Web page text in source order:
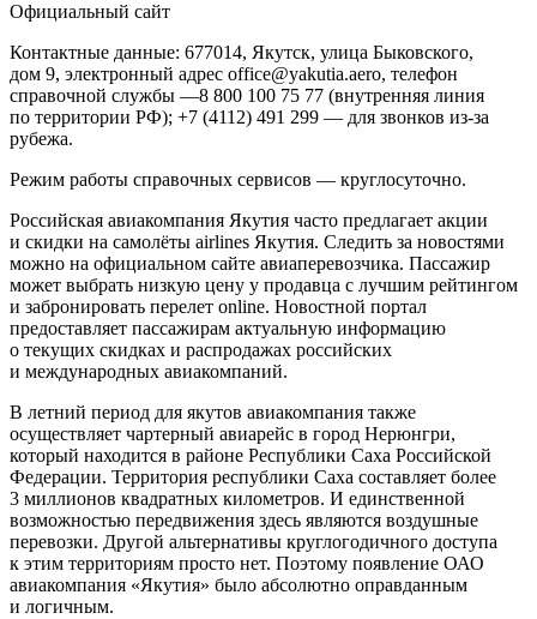
Официальный сайт
Контактные данные: 677014, Якутск, улица Быковского,
дом 9, электронный адрес office@yakutia.aero, телефон
справочной службы —8 800 100 75 77 (внутренняя линия
по территории РФ); +7 (4112) 491 299 — для звонков из-за
рубежа.
Режим работы справочных сервисов — круглосуточно.
Российская авиакомпания Якутия часто предлагает акции
и скидки на самолёты airlines Якутия. Следить за новостями
можно на официальном сайте авиаперевозчика. Пассажир
может выбрать низкую цену у продавца с лучшим рейтингом
и забронировать перелет online. Новостной портал
предоставляет пассажирам актуальную информацию
о текущих скидках и распродажах российских
и международных авиакомпаний.
В летний период для якутов авиакомпания также
осуществляет чартерный авиарейс в город Нерюнгри,
который находится в районе Республики Саха Российской
Федерации. Территория республики Саха составляет более
3 миллионов квадратных километров. И единственной
возможностью передвижения здесь являются воздушные
перевозки. Другой альтернативы круглогодичного доступа
к этим территориям просто нет. Поэтому появление ОАО
авиакомпания «Якутия» было абсолютно оправданным
и логичным.